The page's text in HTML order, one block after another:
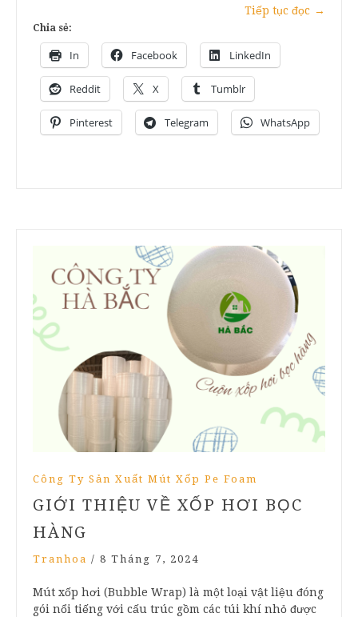
Tiếp tục đọc →
Chia sẻ:
In Facebook LinkedIn
Reddit X Tumblr
Pinterest Telegram WhatsApp
Công Ty Sản Xuất Mút Xốp Pe Foam
GIỚI THIỆU VỀ XỐP HƠI BỌC
HÀNG
Tranhoa / 8 Tháng 7, 2024
Mút xốp hơi (Bubble Wrap) là một loại vật liệu đóng
gói nổi tiếng với cấu trúc gồm các túi khí nhỏ được